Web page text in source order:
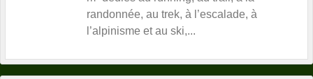
randonnée, au trek, à l’escalade, à
l’alpinisme et au ski,...